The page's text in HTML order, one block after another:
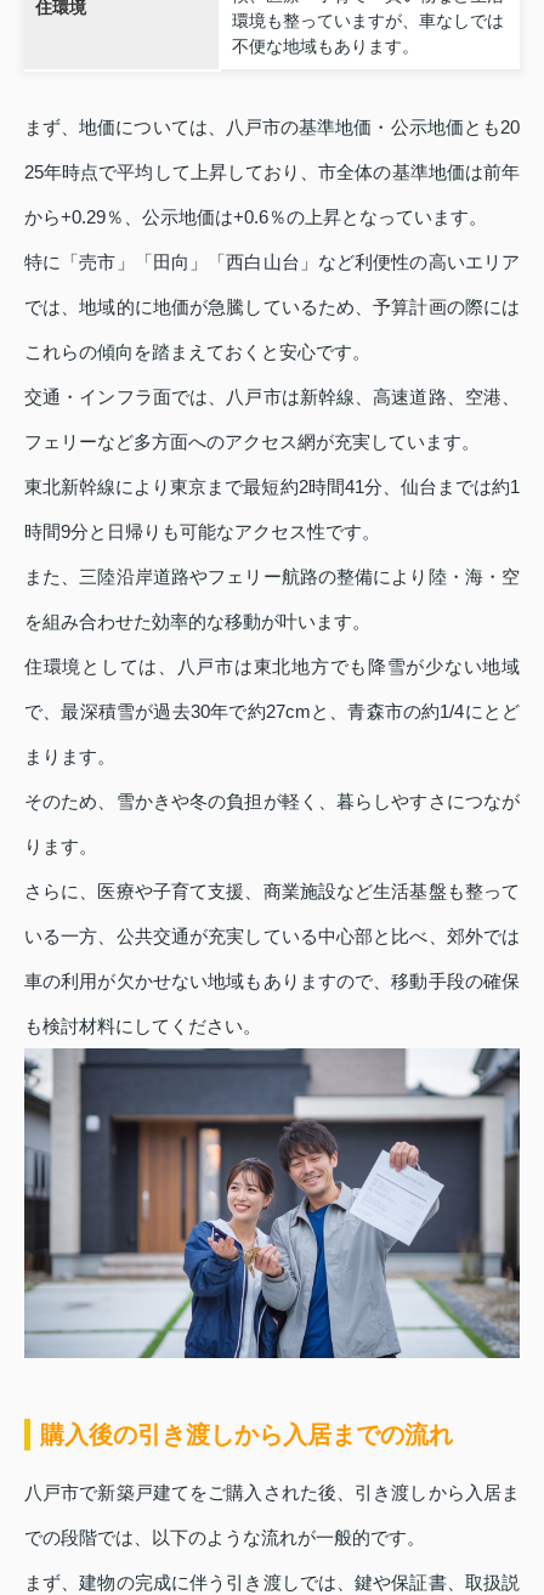
住環境
環境も整っていますが、車なしでは
不便な地域もあります。
まず、地価については、八戸市の基準地価・公示地価とも20
25年時点で平均して上昇しており、市全体の基準地価は前年
から+0.29％、公示地価は+0.6％の上昇となっています。
特に「売市」「田向」「西白山台」など利便性の高いエリア
では、地域的に地価が急騰しているため、予算計画の際には
これらの傾向を踏まえておくと安心です。
交通・インフラ面では、八戸市は新幹線、高速道路、空港、
フェリーなど多方面へのアクセス網が充実しています。
東北新幹線により東京まで最短約2時間41分、仙台までは約1
時間9分と日帰りも可能なアクセス性です。
また、三陸沿岸道路やフェリー航路の整備により陸・海・空
を組み合わせた効率的な移動が叶います。
住環境としては、八戸市は東北地方でも降雪が少ない地域
で、最深積雪が過去30年で約27cmと、青森市の約1/4にとど
まります。
そのため、雪かきや冬の負担が軽く、暮らしやすさにつなが
ります。
さらに、医療や子育て支援、商業施設など生活基盤も整って
いる一方、公共交通が充実している中心部と比べ、郊外では
車の利用が欠かせない地域もありますので、移動手段の確保
も検討材料にしてください。
購入後の引き渡しから入居までの流れ
八戸市で新築戸建てをご購入された後、引き渡しから入居ま
での段階では、以下のような流れが一般的です。
まず、建物の完成に伴う引き渡しでは、鍵や保証書、取扱説